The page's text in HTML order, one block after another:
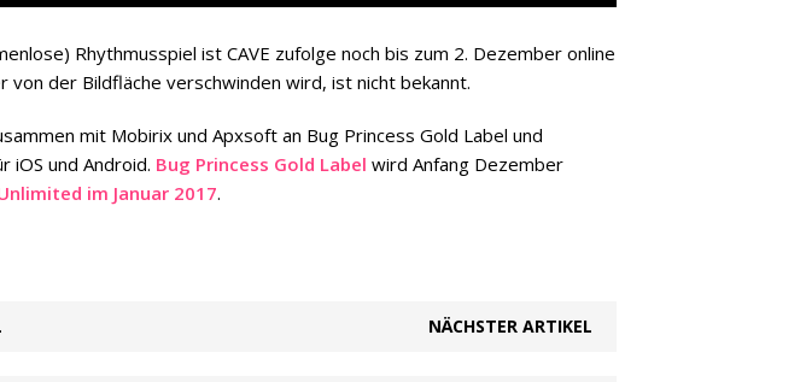
Rhythmusspiel ist CAVE zufolge noch bis zum 2. Dezember online
von der Bildfläche verschwinden wird, ist nicht bekannt.
mit Mobirix und Apxsoft an Bug Princess Gold Label und
iOS und Android. Bug Princess Gold Label wird Anfang Dezember
im Januar 2017.
NÄCHSTER ARTIKEL